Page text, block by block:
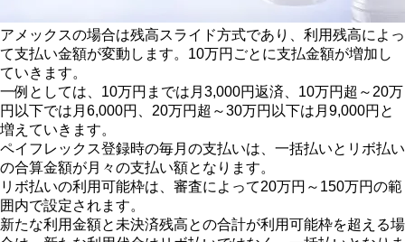
アメックスの場合は残高スライド方式であり、利用残高によっ
て支払い金額が変動します。10万円ごとに支払金額が増加し
ていきます。
一例としては、10万円までは月3,000円返済、10万円超～20万
円以下では月6,000円、20万円超～30万円以下は月9,000円と
増えていきます。
ペイフレックス登録時の毎月の支払いは、一括払いとリボ払い
の合算金額が月々の支払い額となります。
リボ払いの利用可能枠は、審査によって20万円～150万円の範
囲内で設定されます。
新たな利用金額と未決済残高との合計が利用可能枠を超える場